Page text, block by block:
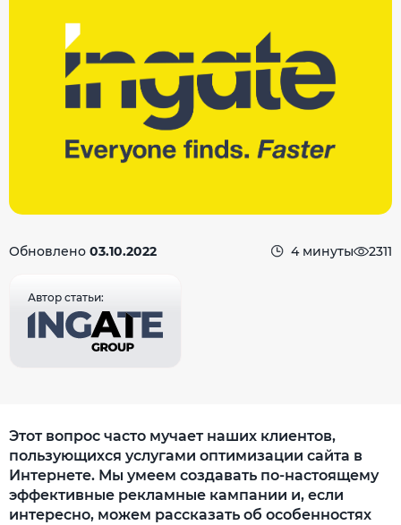
Обновлено 03.10.2022 4 минуты 2311
Автор статьи:
Этот вопрос часто мучает наших клиентов,
пользующихся услугами оптимизации сайта в
Интернете. Мы умеем создавать по-настоящему
эффективные рекламные кампании и, если
интересно, можем рассказать об особенностях